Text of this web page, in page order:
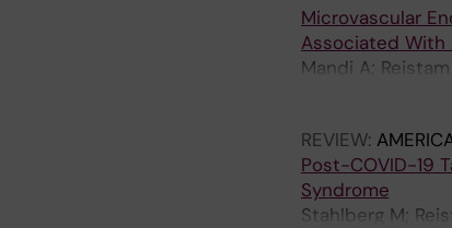
Microvascular
Associated With
Mandi A;
REVIEW:
Post-COVID-19
Syndrome
Stahlberg M;